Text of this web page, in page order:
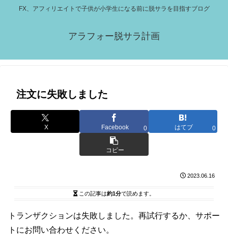
FX、アフィリエイトで子供が小学生になる前に脱サラを目指すブログ
アラフォー脱サラ計画
注文に失敗しました
X Facebook 0 はてブ 0
コピー
2023.06.16
この記事は約1分で読めます。
トランザクションは失敗しました。再試行するか、サポー
トにお問い合わせください。